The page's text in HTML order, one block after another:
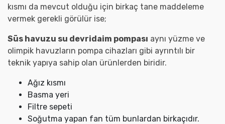
kısmı da mevcut olduğu için birkaç tane maddeleme
vermek gerekli görülür ise;
Süs havuzu su devridaim pompası aynı yüzme ve
olimpik havuzların pompa cihazları gibi ayrıntılı bir
teknik yapıya sahip olan ürünlerden biridir.
Ağız kısmı
Basma yeri
Filtre sepeti
Soğutma yapan fan tüm bunlardan birkaçıdır.